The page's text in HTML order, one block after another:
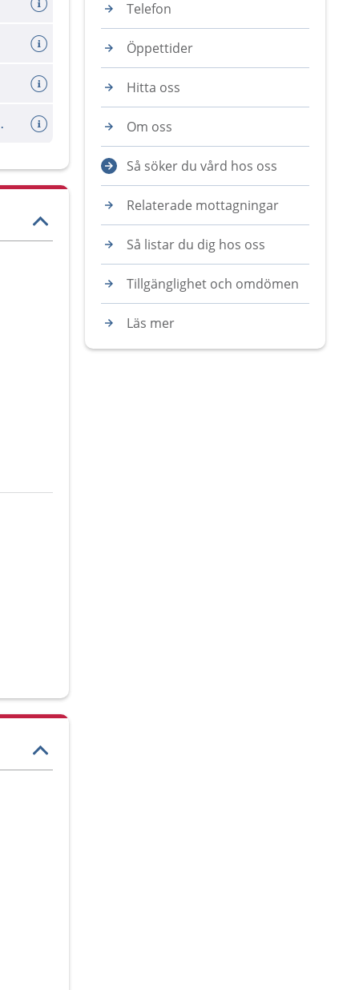
Telefon
Öppettider
Hitta oss
Om oss
Så söker du vård hos oss
Relaterade mottagningar
Så listar du dig hos oss
Tillgänglighet och omdömen
Läs mer